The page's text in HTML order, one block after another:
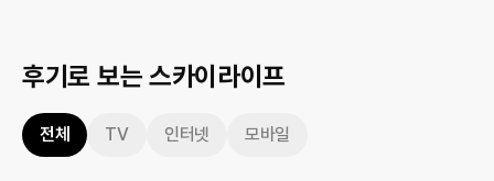
후기로 보는 스카이라이프
전체 TV 인터넷 모바일